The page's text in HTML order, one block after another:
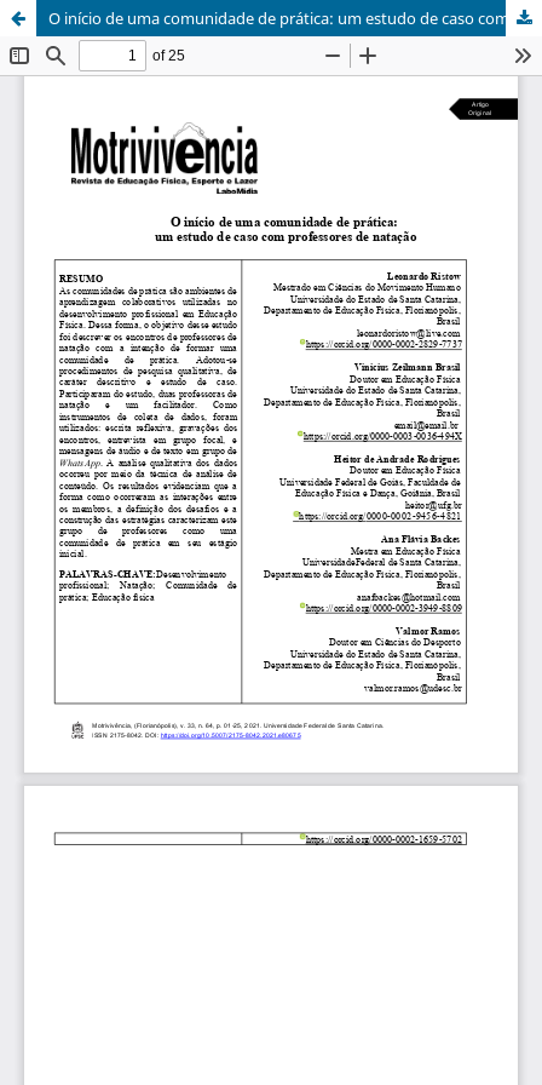
O início de uma comunidade de prática: um estudo de caso com professores de natação